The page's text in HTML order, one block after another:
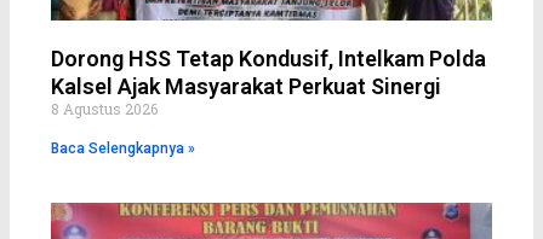
Dorong HSS Tetap Kondusif, Intelkam Polda
Kalsel Ajak Masyarakat Perkuat Sinergi
8 Agustus 2026
Baca Selengkapnya »